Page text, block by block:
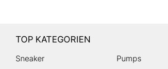
TOP KATEGORIEN
Sneaker Pumps